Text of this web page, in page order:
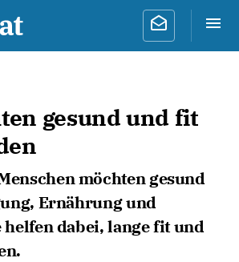
gesund und fit
möchten gesund
Ernährung und
dabei, lange fit und